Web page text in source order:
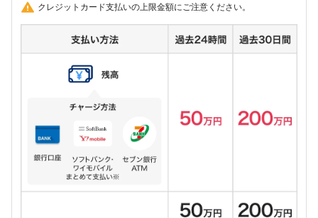
クレジットカード支払いの上限金額にご注意ください。